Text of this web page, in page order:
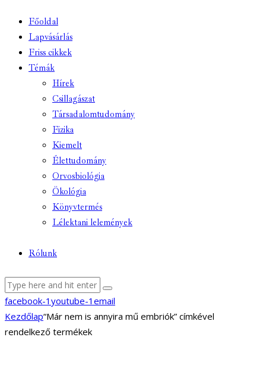
Főoldal
Lapvásárlás
Friss cikkek
Témák
Hírek
Csillagászat
Társadalomtudomány
Fizika
Kiemelt
Élettudomány
Orvosbiológia
Ökológia
Könyvtermés
Lélektani lelemények
Rólunk
facebook-1 youtube-1 email
Kezdőlap“Már nem is annyira mű embriók” címkével
rendelkező termékek